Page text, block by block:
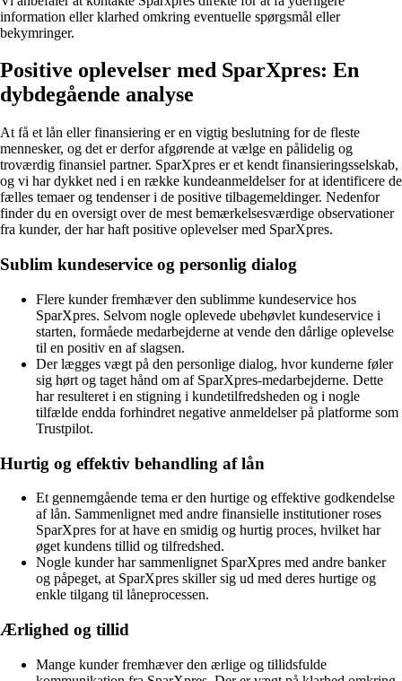
information eller klarhed omkring eventuelle spørgsmål eller
bekymringer.
Positive oplevelser med SparXpres: En
dybdegående analyse
At få et lån eller finansiering er en vigtig beslutning for de fleste
mennesker, og det er derfor afgørende at vælge en pålidelig og
troværdig finansiel partner. SparXpres er et kendt finansieringsselskab,
og vi har dykket ned i en række kundeanmeldelser for at identificere de
fælles temaer og tendenser i de positive tilbagemeldinger. Nedenfor
finder du en oversigt over de mest bemærkelsesværdige observationer
fra kunder, der har haft positive oplevelser med SparXpres.
Sublim kundeservice og personlig dialog
Flere kunder fremhæver den sublimme kundeservice hos
SparXpres. Selvom nogle oplevede ubehøvlet kundeservice i
starten, formåede medarbejderne at vende den dårlige oplevelse
til en positiv en af slagsen.
Der lægges vægt på den personlige dialog, hvor kunderne føler
sig hørt og taget hånd om af SparXpres-medarbejderne. Dette
har resulteret i en stigning i kundetilfredsheden og i nogle
tilfælde endda forhindret negative anmeldelser på platforme som
Trustpilot.
Hurtig og effektiv behandling af lån
Et gennemgående tema er den hurtige og effektive godkendelse
af lån. Sammenlignet med andre finansielle institutioner roses
SparXpres for at have en smidig og hurtig proces, hvilket har
øget kundens tillid og tilfredshed.
Nogle kunder har sammenlignet SparXpres med andre banker
og påpeget, at SparXpres skiller sig ud med deres hurtige og
enkle tilgang til låneprocessen.
Ærlighed og tillid
Mange kunder fremhæver den ærlige og tillidsfulde